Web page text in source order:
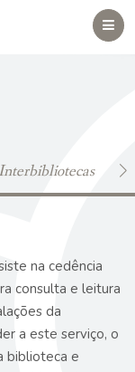
na cedência
consulta e leitura
da
a este serviço, o
biblioteca e